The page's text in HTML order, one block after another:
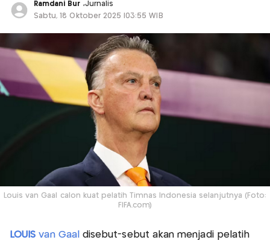
Ramdani Bur ,Jurnalis
Sabtu, 18 Oktober 2025 |03:55 WIB
Louis van Gaal calon kuat pelatih Timnas Indonesia selanjutnya (Foto:
FIFA.com)
LOUIS van Gaal disebut-sebut akan menjadi pelatih